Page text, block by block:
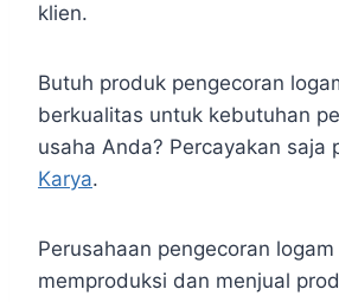
klien.
Butuh produk pengecoran
berkualitas untuk kebutuhan
usaha Anda? Percayakan saja
Karya.
Perusahaan pengecoran logam
memproduksi dan menjual